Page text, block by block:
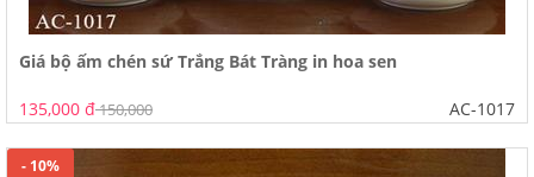
Giá bộ ấm chén sứ Trắng Bát Tràng in hoa sen
135,000 đ150,000 AC-1017
- 10%